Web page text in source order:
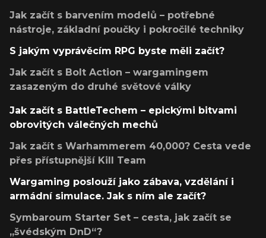
Jak začít s barvením modelů – potřebné
nástroje, základní poučky i pokročilé techniky
S jakým vyprávěcím RPG byste měli začít?
Jak začít s Bolt Action – wargamingem
zasazeným do druhé světové války
Jak začít s BattleTechem – epickými bitvami
obrovitých válečných mechů
Jak začít s Warhammerem 40,000? Cesta vede
přes přístupnější Kill Team
Wargaming poslouží jako zábava, vzdělání i
armádní simulace. Jak s ním ale začít?
Symbaroum Starter Set – cesta, jak začít se
„švédským DnD“?